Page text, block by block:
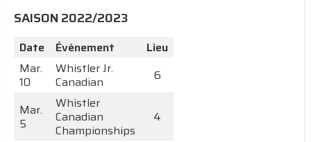
SAISON 2022/2023
Date Événement
Lieu
Mar.
10
Whistler Jr.
Canadian
6
Mar.
5
Whistler
Canadian
Championships
4